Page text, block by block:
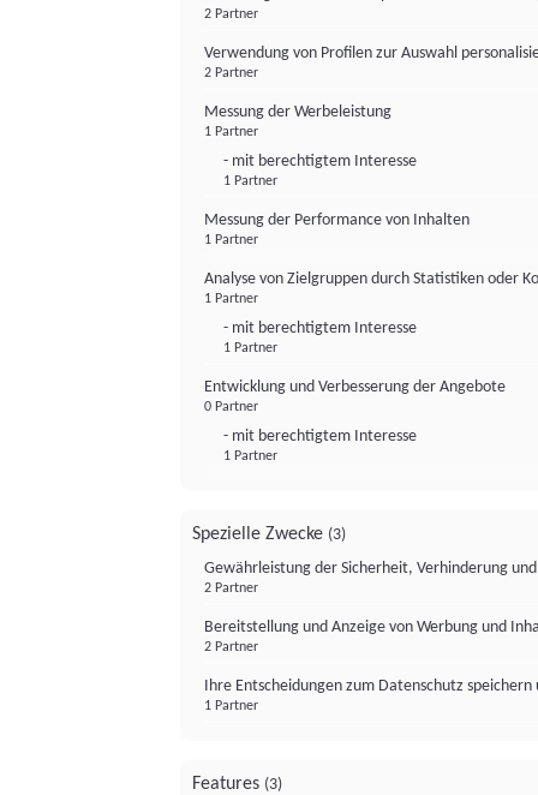
2 Partner
Verwendung von Profilen zur Auswahl
2 Partner
Messung der Werbeleistung
1 Partner
- mit berechtigtem Interesse
1 Partner
Messung der Performance von Inhalten
1 Partner
Analyse von Zielgruppen durch Statistiken oder
1 Partner
- mit berechtigtem Interesse
1 Partner
Entwicklung und Verbesserung der Angebote
0 Partner
- mit berechtigtem Interesse
1 Partner
Spezielle Zwecke (3)
Gewährleistung der Sicherheit, Verhinderung
2 Partner
Bereitstellung und Anzeige von Werbung und
2 Partner
Ihre Entscheidungen zum Datenschutz
1 Partner
Features (3)